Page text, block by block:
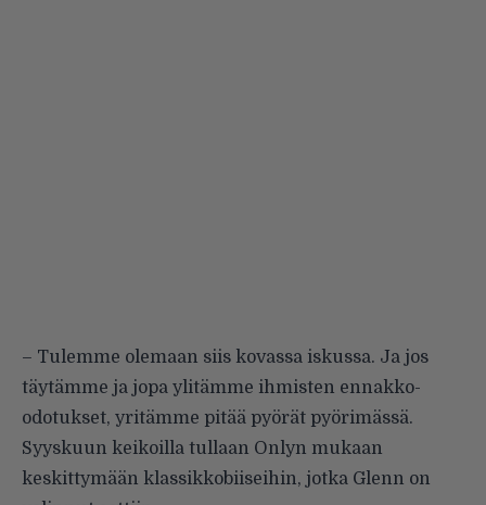
– Tulemme olemaan siis kovassa iskussa. Ja jos
täytämme ja jopa ylitämme ihmisten ennakko-
odotukset, yritämme pitää pyörät pyörimässä.
Syyskuun keikoilla tullaan Onlyn mukaan
keskittymään klassikkobiiseihin, jotka Glenn on